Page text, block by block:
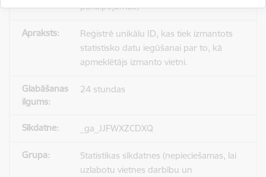
pakalpojumus)
Reģistrē unikālu ID, kas tiek izmantots
statistisko datu iegūšanai par to, kā
apmeklētājs izmanto vietni.
24 stundas
_ga_JJFWXZCDXQ
Statistikas sīkdatnes (nepieciešamas, lai
uzlabotu vietnes darbību un